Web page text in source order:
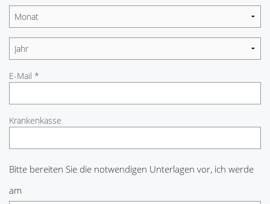
E-Mail *
Krankenkasse
Bitte bereiten Sie die notwendigen Unterlagen vor, ich werde
am